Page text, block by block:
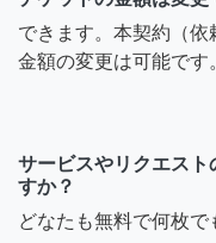
できます。本契約（依
金額の変更は可能です
サービスやリクエスト
すか？
どなたも無料で何枚で